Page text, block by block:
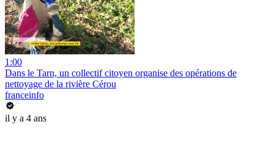
1:00
Dans le Tarn, un collectif citoyen organise des opérations de
nettoyage de la rivière Cérou
franceinfo
il y a 4 ans